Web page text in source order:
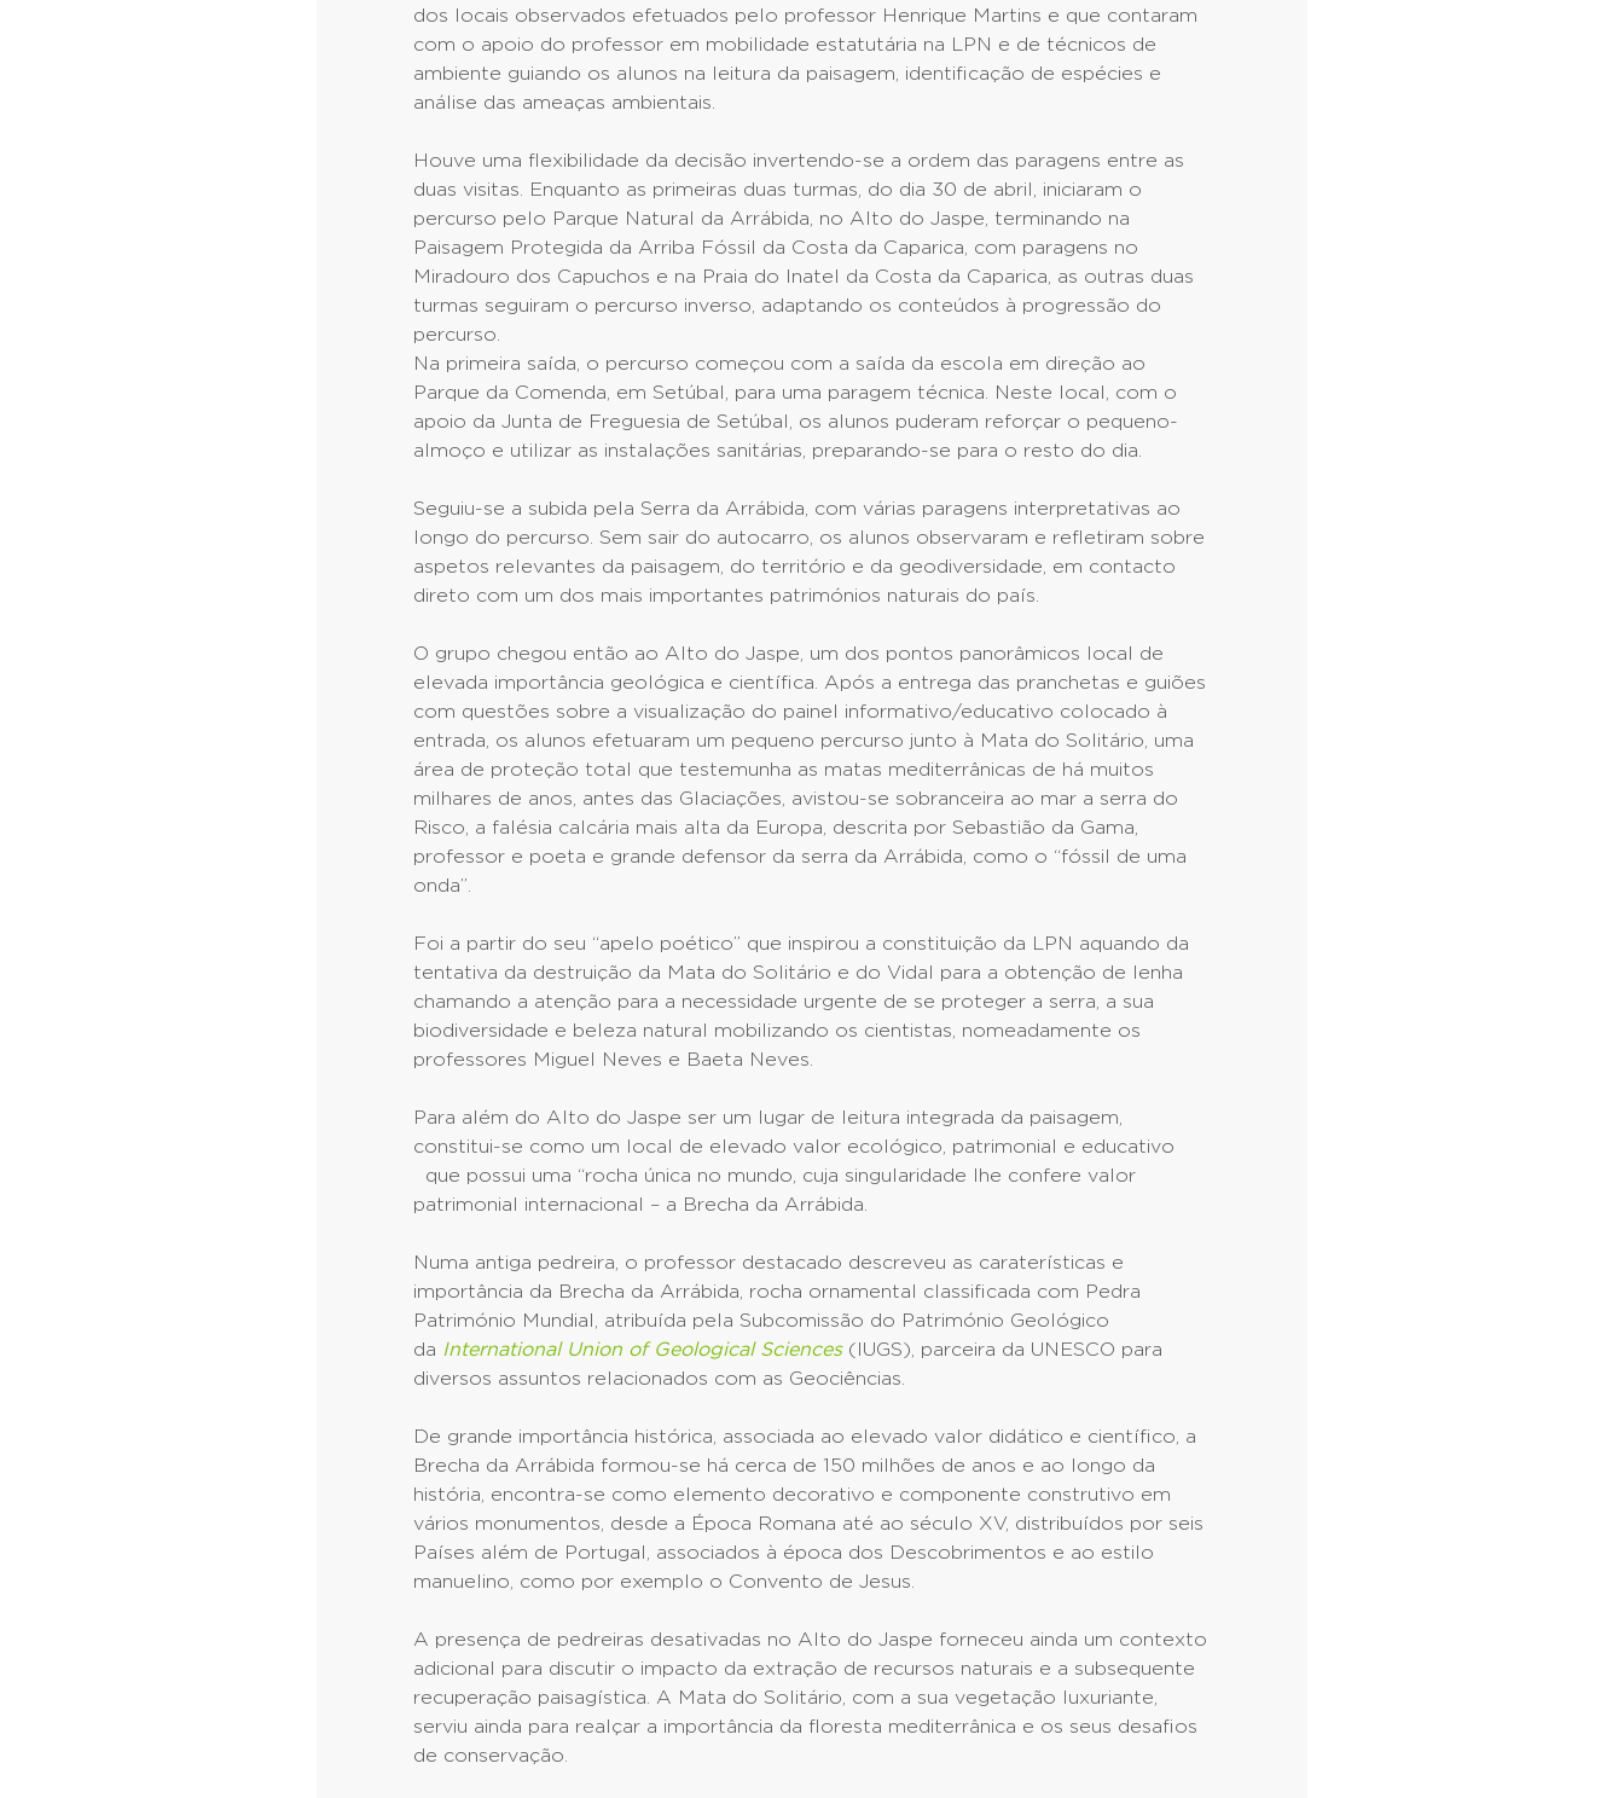
dos locais observados efetuados pelo professor Henrique Martins e que contaram
com o apoio do professor em mobilidade estatutária na LPN e de técnicos de
ambiente guiando os alunos na leitura da paisagem, identificação de espécies e
análise das ameaças ambientais.
Houve uma flexibilidade da decisão invertendo-se a ordem das paragens entre as
duas visitas. Enquanto as primeiras duas turmas, do dia 30 de abril, iniciaram o
percurso pelo Parque Natural da Arrábida, no Alto do Jaspe, terminando na
Paisagem Protegida da Arriba Fóssil da Costa da Caparica, com paragens no
Miradouro dos Capuchos e na Praia do Inatel da Costa da Caparica, as outras duas
turmas seguiram o percurso inverso, adaptando os conteúdos à progressão do
percurso.
Na primeira saída, o percurso começou com a saída da escola em direção ao
Parque da Comenda, em Setúbal, para uma paragem técnica. Neste local, com o
apoio da Junta de Freguesia de Setúbal, os alunos puderam reforçar o pequeno-
almoço e utilizar as instalações sanitárias, preparando-se para o resto do dia.
Seguiu-se a subida pela Serra da Arrábida, com várias paragens interpretativas ao
longo do percurso. Sem sair do autocarro, os alunos observaram e refletiram sobre
aspetos relevantes da paisagem, do território e da geodiversidade, em contacto
direto com um dos mais importantes patrimónios naturais do país.
O grupo chegou então ao Alto do Jaspe, um dos pontos panorâmicos local de
elevada importância geológica e científica. Após a entrega das pranchetas e guiões
com questões sobre a visualização do painel informativo/educativo colocado à
entrada, os alunos efetuaram um pequeno percurso junto à Mata do Solitário, uma
área de proteção total que testemunha as matas mediterrânicas de há muitos
milhares de anos, antes das Glaciações, avistou-se sobranceira ao mar a serra do
Risco, a falésia calcária mais alta da Europa, descrita por Sebastião da Gama,
professor e poeta e grande defensor da serra da Arrábida, como o “fóssil de uma
onda”.
Foi a partir do seu “apelo poético” que inspirou a constituição da LPN aquando da
tentativa da destruição da Mata do Solitário e do Vidal para a obtenção de lenha
chamando a atenção para a necessidade urgente de se proteger a serra, a sua
biodiversidade e beleza natural mobilizando os cientistas, nomeadamente os
professores Miguel Neves e Baeta Neves.
Para além do Alto do Jaspe ser um lugar de leitura integrada da paisagem,
constitui-se como um local de elevado valor ecológico, patrimonial e educativo
que possui uma “rocha única no mundo, cuja singularidade lhe confere valor
patrimonial internacional – a Brecha da Arrábida.
Numa antiga pedreira, o professor destacado descreveu as caraterísticas e
importância da Brecha da Arrábida, rocha ornamental classificada com Pedra
Património Mundial, atribuída pela Subcomissão do Património Geológico
da International Union of Geological Sciences(IUGS), parceira da UNESCO para
diversos assuntos relacionados com as Geociências.
De grande importância histórica, associada ao elevado valor didático e científico, a
Brecha da Arrábida formou-se há cerca de 150 milhões de anos e ao longo da
história, encontra-se como elemento decorativo e componente construtivo em
vários monumentos, desde a Época Romana até ao século XV, distribuídos por seis
Países além de Portugal, associados à época dos Descobrimentos e ao estilo
manuelino, como por exemplo o Convento de Jesus.
A presença de pedreiras desativadas no Alto do Jaspe forneceu ainda um contexto
adicional para discutir o impacto da extração de recursos naturais e a subsequente
recuperação paisagística. A Mata do Solitário, com a sua vegetação luxuriante,
serviu ainda para realçar a importância da floresta mediterrânica e os seus desafios
de conservação.